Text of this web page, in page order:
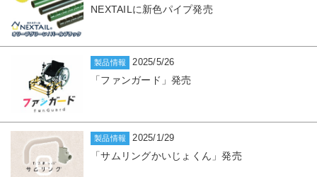
NEXTAILに新色パイプ発売
製品情報 2025/5/26
「ファンガード」発売
製品情報 2025/1/29
「サムリングかいじょくん」発売